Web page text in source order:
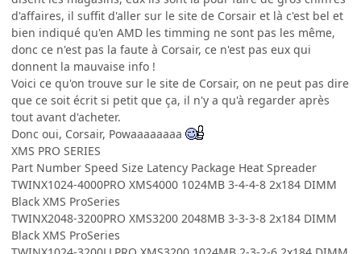
d'affaires, il suffit d'aller sur le site de Corsair et là c'est bel et
bien indiqué qu'en AMD les timming ne sont pas les même,
donc ce n'est pas la faute à Corsair, ce n'est pas eux qui
donnent la mauvaise info !
Voici ce qu'on trouve sur le site de Corsair, on ne peut pas dire
que ce soit écrit si petit que ça, il n'y a qu'à regarder après
tout avant d'acheter.
Donc oui, Corsair, Powaaaaaaaa
XMS PRO SERIES
Part Number Speed Size Latency Package Heat Spreader
TWINX1024-4000PRO XMS4000 1024MB 3-4-4-8 2x184 DIMM
Black XMS ProSeries
TWINX2048-3200PRO XMS3200 2048MB 3-3-3-8 2x184 DIMM
Black XMS ProSeries